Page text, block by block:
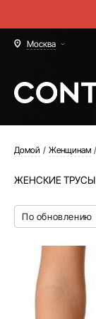
Москва
Домой Женщинам
ЖЕНСКИЕ ТРУСЫ
По обновлению